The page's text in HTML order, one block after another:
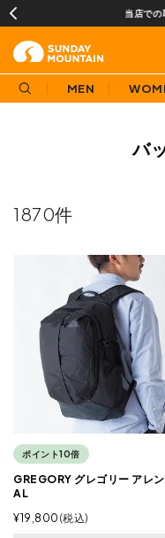
当店での
MEN
バ
1870
ポイント10倍
GREGORY グレゴリー アレ
AL
¥19,800 税込